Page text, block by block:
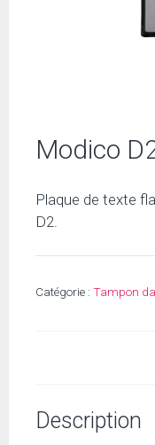
Modico
Plaque de texte
D2.
Catégorie : Tampon
Description